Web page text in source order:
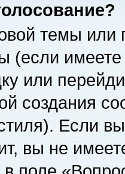
темы или
(если
или
создания
Если
вы не